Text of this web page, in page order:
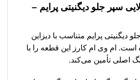
سپر جلو دیگنیتی پرایم –
دیگنیتی پرایم متناسب با دیزاین
ام وی ام کارز این قطعه را با
اصلی تأمین می‌کند.